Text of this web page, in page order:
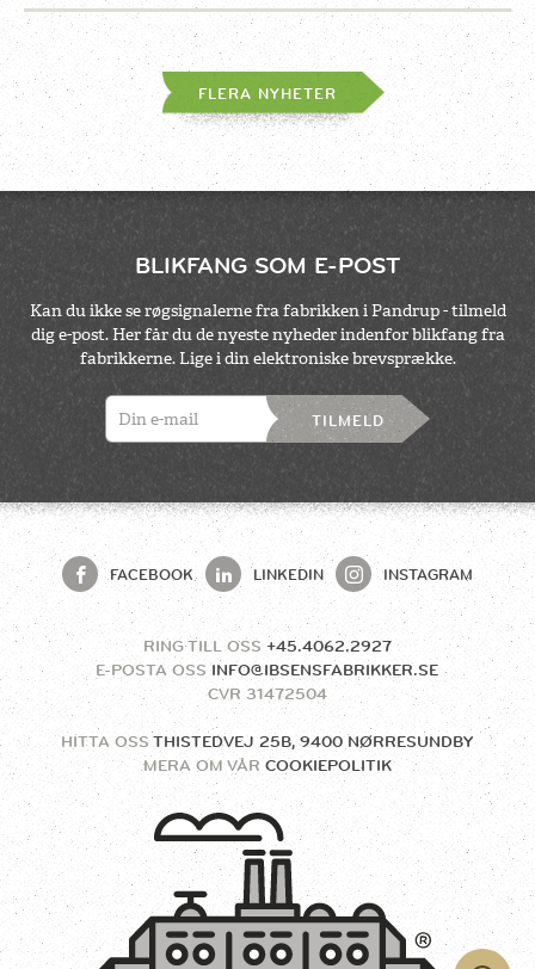
FLERA NYHETER
BLIKFANG SOM E-POST
Kan du ikke se røgsignalerne fra fabrikken i Pandrup - tilmeld
dig e-post. Her får du de nyeste nyheder indenfor blikfang fra
fabrikkerne. Lige i din elektroniske brevsprække.
TILMELD
FACEBOOK LINKEDIN INSTAGRAM
RING TILL OSS +45.4062.2927
E-POSTA OSS INFO@IBSENSFABRIKKER.SE
MERA OM VÅR COOKIEPOLITIK
HITTA OSSTHISTEDVEJ 25B, 9400 NØRRESUNDBY
CVR 31472504